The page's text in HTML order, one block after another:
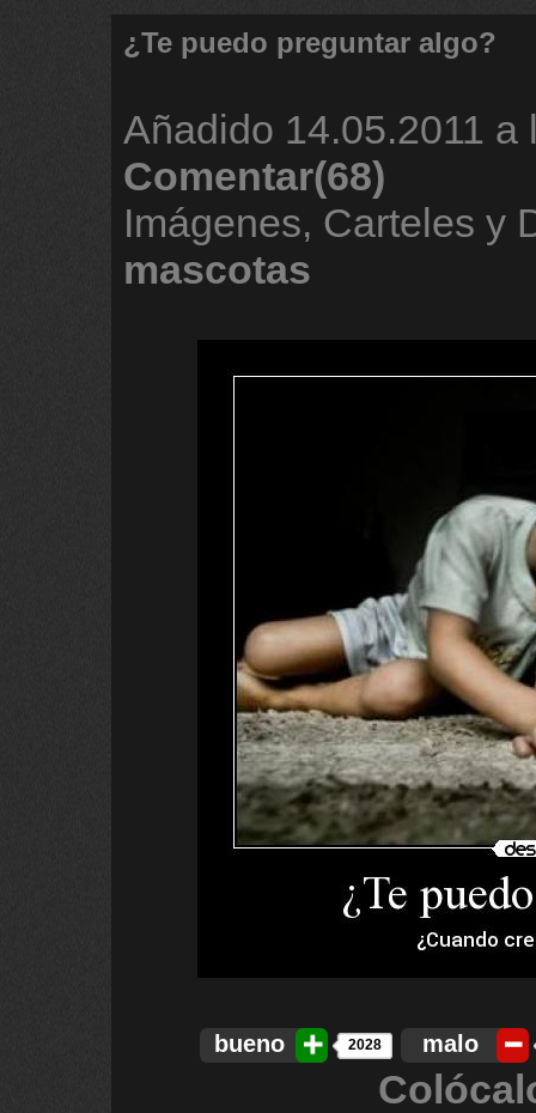
¿Te puedo preguntar algo?
Añadido 14.05.2011 a
Comentar(68)
Imágenes, Carteles y
mascotas
bueno 2028 malo